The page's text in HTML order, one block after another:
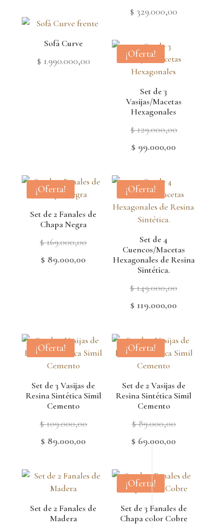
$ 329.000,00
Sofá Curve
$ 1.990.000,00
¡Oferta!
Set de 3
Vasijas/Macetas
Hexagonales
$129.000,00Original
$ 99.000,00
$
¡Oferta!
Set de 2 Fanales de
Chapa Negra
$169.000,00Original
$ 169.000,00.
$ 89.000,00 Current
$ 89.000,00.
¡Oferta!
Set de 4
Cuencos/Macetas
Hexagonales de Resina
Sintética.
$149.000,00Original
$
$ 119.000,00
is:
$
¡Oferta!
Set de 3 Vasijas de
Resina Sintética Simil
Cemento
$109.000,00Original
$ 109.000,00.
$ 89.000,00
is:
$ 89.000,00.
¡Oferta!
Set de 2 Vasijas de
Resina Sintética Simil
Cemento
$89.000,00Original
price
$
$ 69.000,00
is:
$
Set de 2 Fanales de
Madera
¡Oferta!
Set de 3 Fanales de
Chapa color Cobre